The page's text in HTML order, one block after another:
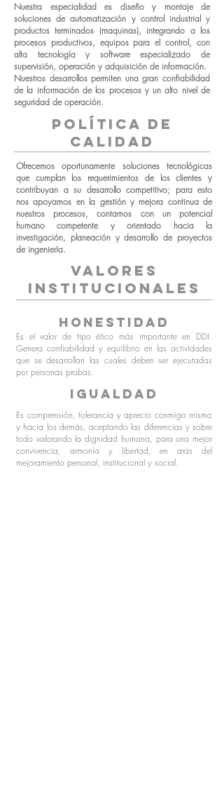
Nuestra especialidad es diseño y montaje de
soluciones de automatización y control industrial y
productos terminados (maquinas), integrando a los
procesos productivos, equipos para el control, con
alta tecnología y software especializado de
supervisión, operación y adquisición de información.
Nuestros desarrollos permiten una gran confiabilidad
de la información de los procesos y un alto nivel de
seguridad de operación.
política de
calidad
Ofrecemos oportunamente soluciones tecnológicas
que cumplan los requerimientos de los clientes y
contribuyan a su desarrollo competitivo; para esto
nos apoyamos en la gestión y mejora continua de
nuestros procesos, contamos con un potencial
humano competente y orientado hacia la
investigación, planeación y desarrollo de proyectos
de ingeniería.
VALORES
INSTITUCIONALES
honestidad
Es el valor de tipo ético más importante en DDI.
Genera confiabilidad y equilibrio en las actividades
que se desarrollan las cuales deben ser ejecutadas
por personas probas.
igualdad
Es comprensión, tolerancia y aprecio conmigo mismo
y hacia los demás, aceptando las diferencias y sobre
todo valorando la dignidad humana, para una mejor
convivencia, armonía y libertad, en aras del
mejoramiento personal, institucional y social.